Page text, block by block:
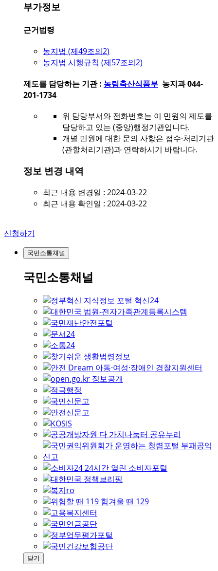
부가정보
근거법령
농지법 (제49조의2)
농지법 시행규칙 (제57조의2)
제도를 담당하는 기관 : 농림축산식품부 농지과 044-
201-1734
위 담당부서와 전화번호는 이 민원의 제도를
담당하고 있는 (중앙)행정기관입니다.
개별 민원에 대한 문의 사항은 접수·처리기관
(관할처리기관)과 연락하시기 바랍니다.
정보 변경 내역
최근 내용 변경일 : 2024-03-22
최근 내용 확인일 : 2024-03-22
신청하기
국민소통채널
국민소통채널
닫기